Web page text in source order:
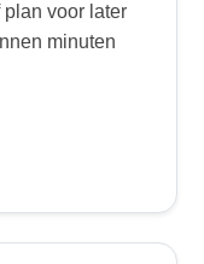
plan voor later
minuten